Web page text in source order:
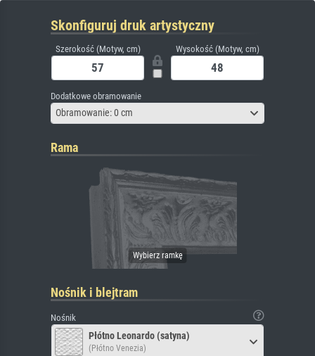
Skonfiguruj druk artystyczny
Szerokość (Motyw, cm) Wysokość (Motyw, cm)
Dodatkowe obramowanie
Obramowanie: 0 cm
Rama
Nośnik i blejtram
Nośnik
Płótno Leonardo (satyna)
(Płótno Venezia)